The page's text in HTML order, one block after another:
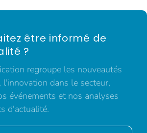
être informé de
?
regroupe les nouveautés
l'innovation dans le secteur,
événements et nos analyses
d'actualité.